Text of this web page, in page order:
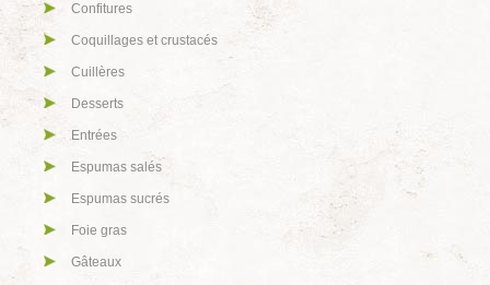
Confitures
Coquillages et crustacés
Cuillères
Desserts
Entrées
Espumas salés
Espumas sucrés
Foie gras
Gâteaux